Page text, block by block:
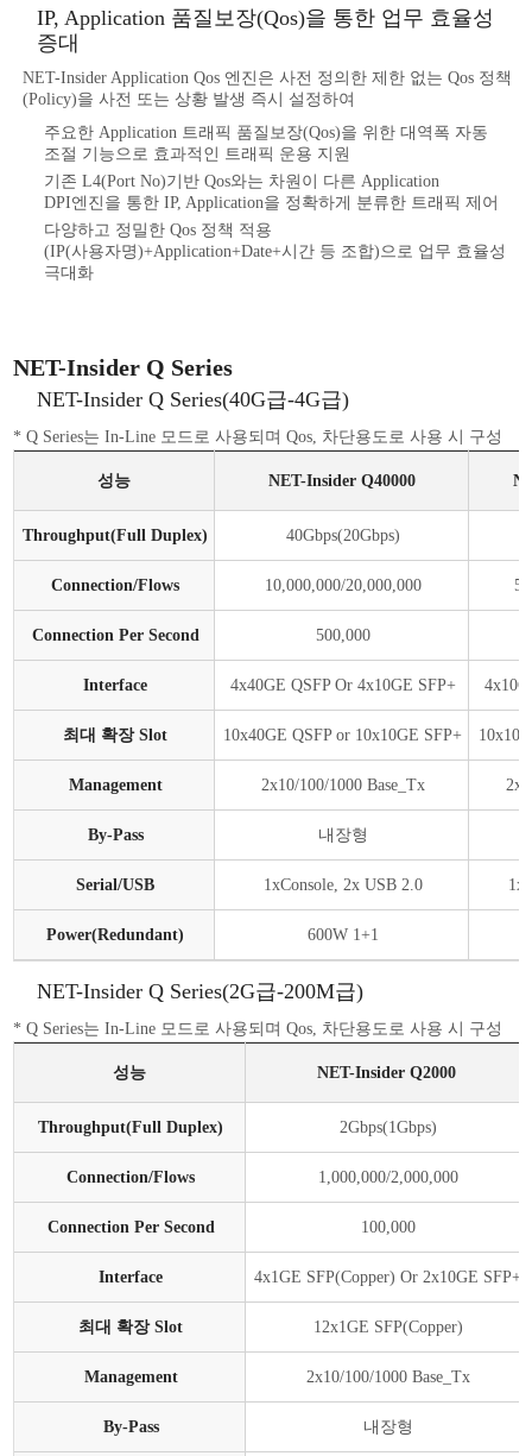
IP, Application 품질보장(Qos)을 통한 업무 효율성
증대
NET-Insider Application Qos 엔진은 사전 정의한 제한 없는 Qos 정책
(Policy)을 사전 또는 상황 발생 즉시 설정하여
주요한 Application 트래픽 품질보장(Qos)을 위한 대역폭 자동
조절 기능으로 효과적인 트래픽 운용 지원
기존 L4(Port No)기반 Qos와는 차원이 다른 Application
DPI엔진을 통한 IP, Application을 정확하게 분류한 트래픽 제어
다양하고 정밀한 Qos 정책 적용
(IP(사용자명)+Application+Date+시간 등 조합)으로 업무 효율성
극대화
NET-Insider Q Series
NET-Insider Q Series(40G급-4G급)
* Q Series는 In-Line 모드로 사용되며 Qos, 차단용도로 사용 시 구성
성능 NET-Insider Q40000
Throughput(Full Duplex) 40Gbps(20Gbps)
Connection/Flows 10,000,000/20,000,000
Connection Per Second 500,000
Interface 4x40GE QSFP Or 4x10GE SFP+
최대 확장 Slot 10x40GE QSFP or 10x10GE SFP+
Management 2x10/100/1000 Base_Tx
By-Pass 내장형
Serial/USB 1xConsole, 2x USB 2.0
Power(Redundant) 600W 1+1
NET-Insider Q Series(2G급-200M급)
* Q Series는 In-Line 모드로 사용되며 Qos, 차단용도로 사용 시 구성
성능 NET-Insider Q2000
Throughput(Full Duplex) 2Gbps(1Gbps)
Connection/Flows 1,000,000/2,000,000
Connection Per Second 100,000
Interface 4x1GE SFP(Copper) Or 2x10GE SFP+
최대 확장 Slot 12x1GE SFP(Copper)
Management 2x10/100/1000 Base_Tx
By-Pass 내장형